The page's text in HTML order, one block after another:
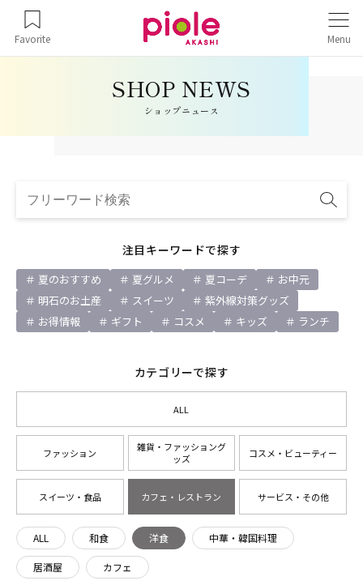
Favorite Menu
ショップニュース
注目キーワードで探す
夏のおすすめ 夏グルメ 夏コーデ
お中元
明石のお土産
スイーツ
紫外線対策グッズ
お得情報
ギフト コスメ キッズ ランチ
カテゴリーで探す
ALL
ファッション
雑貨・ファッショング
ッズ
コスメ・ビューティー
スイーツ・食品 カフェ・レストラン サービス・その他
ALL 和食 洋食 中華・韓国料理
居酒屋 カフェ